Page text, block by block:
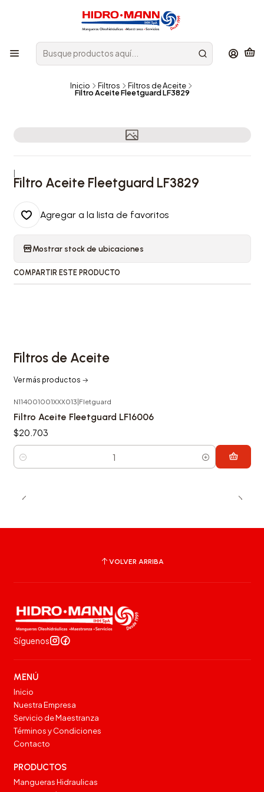
Inicio Filtros Filtros de Aceite
Filtro Aceite Fleetguard LF3829
|
Filtro Aceite Fleetguard LF3829
Agregar a la lista de favoritos
Mostrar stock de ubicaciones
COMPARTIR ESTE PRODUCTO
Filtros de Aceite
Ver más productos
N114001001XXX013|Fletguard
Filtro Aceite Fleetguard LF16006
$20.703
Cantidad
VOLVER ARRIBA
Síguenos
MENÚ
Inicio
Nuestra Empresa
Servicio de Maestranza
Términos y Condiciones
Contacto
PRODUCTOS
Mangueras Hidraulicas